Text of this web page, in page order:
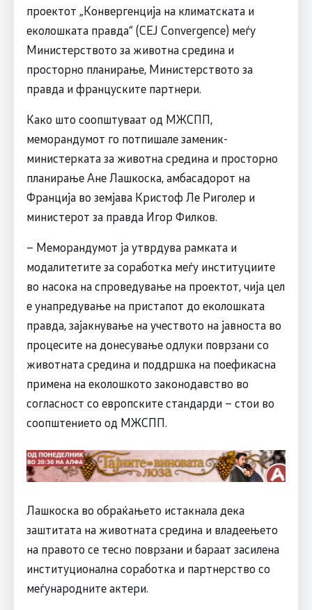
проектот „Конвергенција на климатската и
еколошката правда“ (CEJ Convergence) меѓу
Министерството за животна средина и
просторно планирање, Министерството за
правда и француските партнери.
Како што соопштуваат од МЖСПП,
меморандумот го потпишале заменик-
министерката за животна средина и просторно
планирање Ане Лашкоска, амбасадорот на
Франција во земјава Кристоф Ле Риголер и
министерот за правда Игор Филков.
– Меморандумот ја утврдува рамката и
модалитетите за соработка меѓу институциите
во насока на спроведување на проектот, чија цел
е унапредување на пристапот до еколошката
правда, зајакнување на учеството на јавноста во
процесите на донесување одлуки поврзани со
животната средина и поддршка на поефикасна
примена на еколошкото законодавство во
согласност со европските стандарди – стои во
соопштението од МЖСПП.
Лашкоска во обраќањето истакнала дека
заштитата на животната средина и владеењето
на правото се тесно поврзани и бараат засилена
институционална соработка и партнерство со
меѓународните актери.